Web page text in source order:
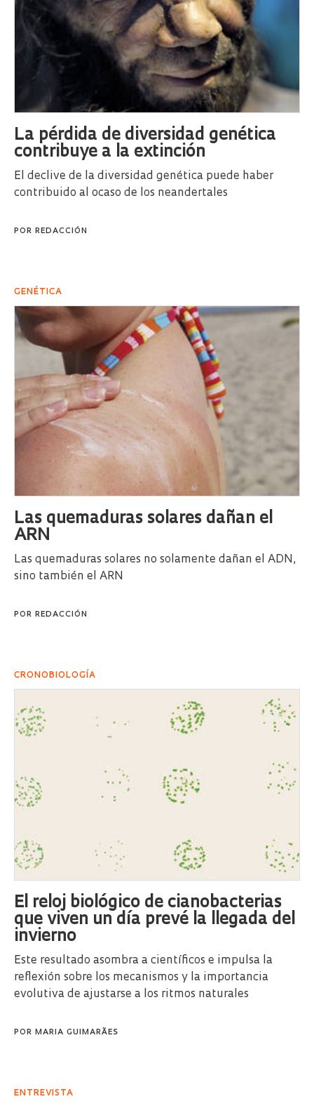
La pérdida de diversidad genética
contribuye a la extinción
El declive de la diversidad genética puede haber
contribuido al ocaso de los neandertales
POR REDACCIÓN
GENÉTICA
Las quemaduras solares dañan el
ARN
Las quemaduras solares no solamente dañan el ADN,
sino también el ARN
POR REDACCIÓN
CRONOBIOLOGÍA
El reloj biológico de cianobacterias
que viven un día prevé la llegada del
invierno
Este resultado asombra a científicos e impulsa la
reflexión sobre los mecanismos y la importancia
evolutiva de ajustarse a los ritmos naturales
POR MARIA GUIMARÃES
ENTREVISTA